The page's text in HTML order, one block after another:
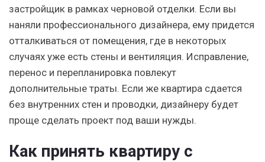
застройщик в рамках черновой отделки. Если вы
наняли профессионального дизайнера, ему придется
отталкиваться от помещения, где в некоторых
случаях уже есть стены и вентиляция. Исправление,
перенос и перепланировка повлекут
дополнительные траты. Если же квартира сдается
без внутренних стен и проводки, дизайнеру будет
проще сделать проект под ваши нужды.
Как принять квартиру с